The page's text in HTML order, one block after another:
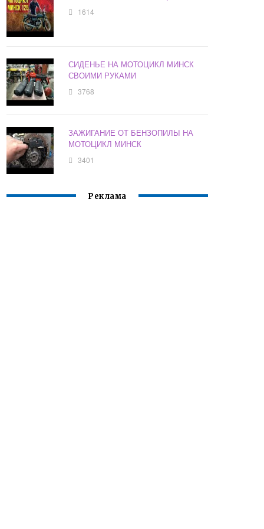
1614
СИДЕНЬЕ НА МОТОЦИКЛ МИНСК
СВОИМИ РУКАМИ
3768
ЗАЖИГАНИЕ ОТ БЕНЗОПИЛЫ НА
МОТОЦИКЛ МИНСК
3401
Реклама